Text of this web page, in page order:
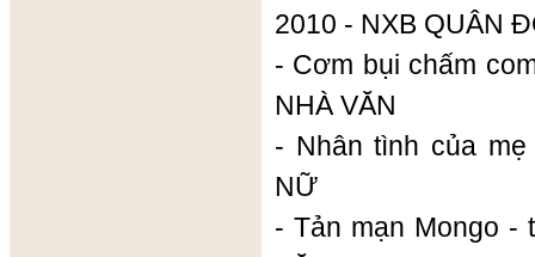
2010 - NXB QUÂN
- Cơm bụi chấm
NHÀ VĂN
- Nhân tình của
NỮ
- Tản mạn Mongo -